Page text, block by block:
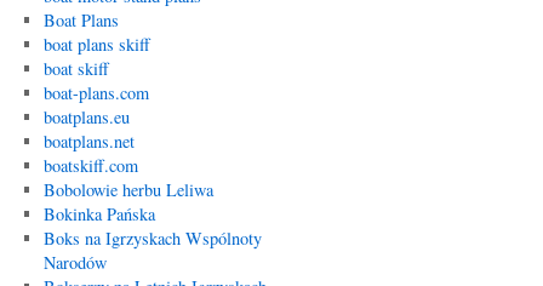
Boat Plans
boat plans skiff
boat skiff
boat-plans.com
boatplans.eu
boatplans.net
boatskiff.com
Bobolowie herbu Leliwa
Bokinka Pańska
Boks na Igrzyskach Wspólnoty
Narodów